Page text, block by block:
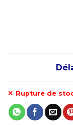
Rupture de